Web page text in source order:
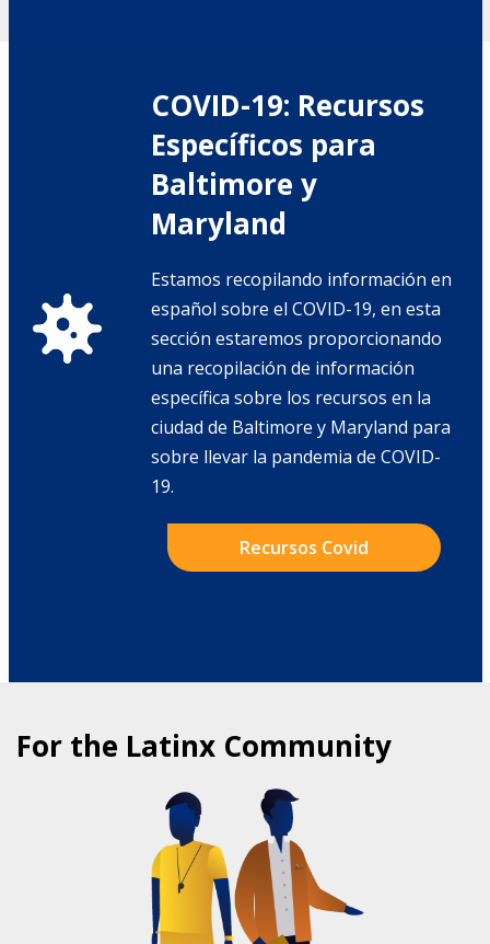
COVID-19: Recursos
Específicos para
Baltimore y
Maryland
Estamos recopilando información en
español sobre el COVID-19, en esta
sección estaremos proporcionando
una recopilación de información
específica sobre los recursos en la
ciudad de Baltimore y Maryland para
sobre llevar la pandemia de COVID-
19.
Recursos Covid
For the Latinx Community
COMMUNITY HEALTH PROGRAMS
FOR LATINXS